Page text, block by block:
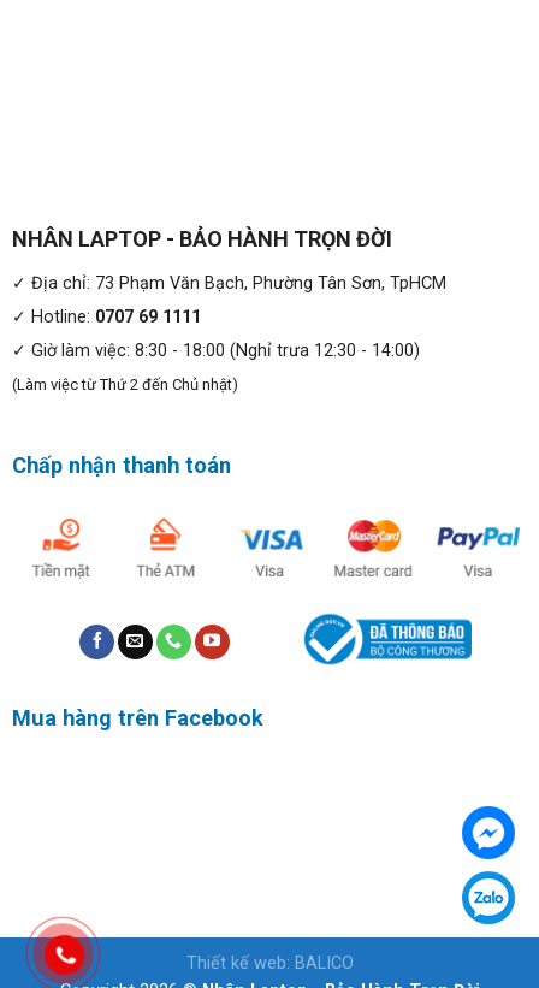
NHÂN LAPTOP - BẢO HÀNH TRỌN ĐỜI
✓ Địa chỉ: 73 Phạm Văn Bạch, Phường Tân Sơn, TpHCM
✓ Hotline: 0707 69 1111
✓ Giờ làm việc: 8:30 - 18:00 (Nghỉ trưa 12:30 - 14:00)
(Làm việc từ Thứ 2 đến Chủ nhật)
Chấp nhận thanh toán
Mua hàng trên Facebook
Thiết kế web: BALICO